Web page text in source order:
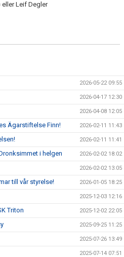
Leif Degler
2026-05-22 09:55
2026-04-17 12:30
2026-04-08 12:05
Ägarstiftelse Finn! 2026-02-11 11:43
2026-02-11 11:41
i helgen 2026-02-02 18:02
2026-02-02 13:05
till vår styrelse! 2026-01-05 18:25
2025-12-03 12:16
Triton 2025-12-02 22:05
2025-09-25 11:25
2025-07-26 13:49
2025-07-14 07:51